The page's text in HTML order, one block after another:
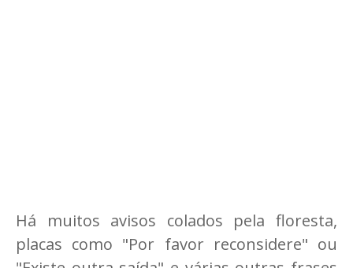
Há muitos avisos colados pela floresta,
placas como "Por favor reconsidere" ou